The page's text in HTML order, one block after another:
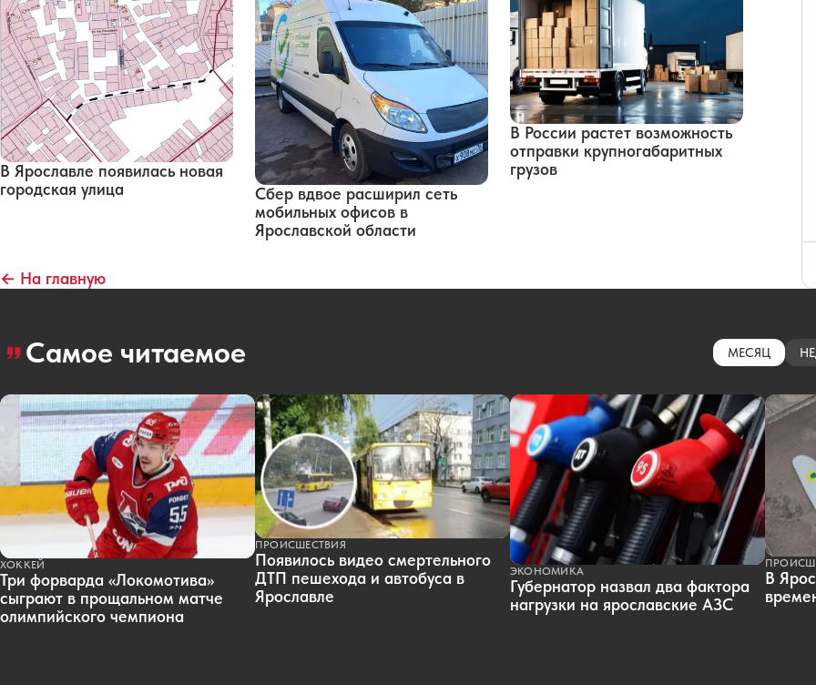
В Ярославле появилась новая
городская улица
Сбер вдвое расширил сеть
мобильных офисов в
Ярославской области
В России растет возможность
отправки крупногабаритных
грузов
← На главную
Самое читаемое МЕСЯЦ
ХОККЕЙ
Три форварда «Локомотива»
сыграют в прощальном матче
олимпийского чемпиона
ПРОИСШЕСТВИЯ
Появилось видео смертельного
ДТП пешехода и автобуса в
Ярославле
ЭКОНОМИКА
Губернатор назвал два фактора
нагрузки на ярославские АЗС
В